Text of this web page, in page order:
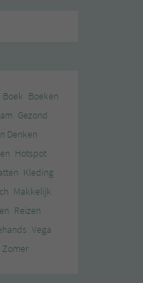
Boek Boeken
Gezond
Denken
Hotspot
Kleding
Makkelijk
Reizen
Vega
Zomer